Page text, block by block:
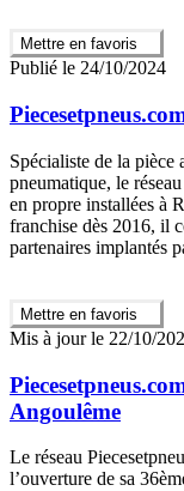
Mettre en favoris
Publié le 24/10/2024
Spécialiste de la pièce
pneumatique, le
en propre installées à
franchise dès 2016, il
partenaires implantés
Mettre en favoris
Mis à jour le 22/10/
Angoulême
Le réseau
l’ouverture de sa